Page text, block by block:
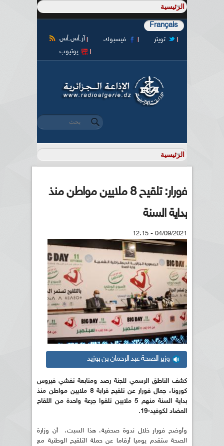
Français
آر أس أس فيسبوك
تويتر
يوتيوب
استمارة البحث
‏بحث ‏
فورار: تلقيح 8 ملايين مواطن منذ
بداية السنة
04/09/2021 - 12:15
وزير الصحة عبد الرحمان بن بوزيد
كشف الناطق الرسمي للجنة رصد ومتابعة تفشي فيروس
كورونا، جمال فورار عن تلقيح قرابة 8 ملايين مواطن منذ
بداية السنة منهم 5 ملايين تلقوا جرعة واحدة من اللقاح
المضاد لكوفيد-19.
وأوضح فورار خلال ندوة صحفية، هذا السبت، أن وزارة
الصحة ستقدم يوميا أرقاما عن حملة التلقيح الوطنية مع